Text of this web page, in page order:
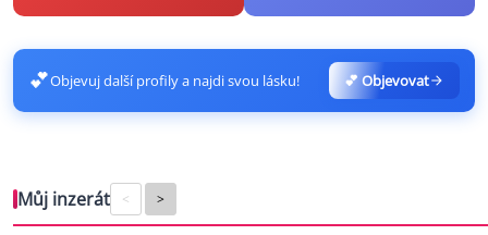
💕Objevuj další profily a najdi svou lásku! 💕 Objevovat
Můj inzerát < >